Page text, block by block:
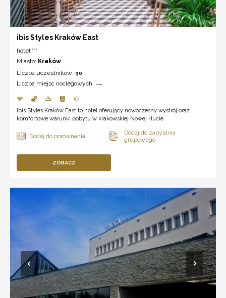
ibis Styles Kraków East
hotel ***
Miasto: Kraków
Liczba uczestników: 90
Liczba miejsc noclegowych: ---
Ibis Styles Kraków East to hotel oferujący nowoczesny wystrój oraz
komfortowe warunki pobytu w krakowskiej Nowej Hucie.
ZOBACZ